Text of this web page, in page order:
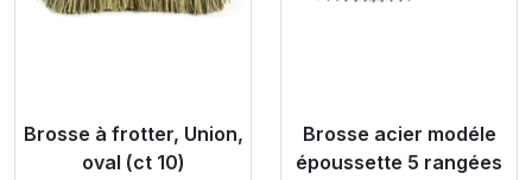
Brosse à frotter, Union,
oval (ct 10)
Brosse acier modéle
époussette 5 rangées